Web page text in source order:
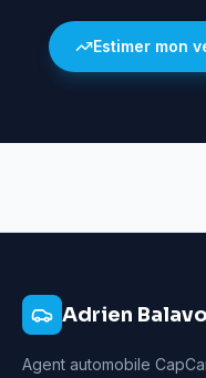
Estimer mon
Adrien
Agent automobile